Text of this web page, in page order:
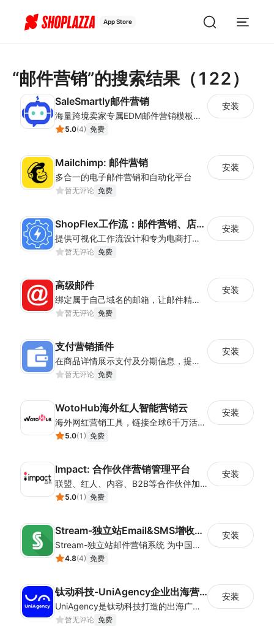
App Store
“邮件营销”的搜索结果（122）
SaleSmartly邮件营销
海量跨境卖家专属EDM邮件营销模板，从邮件发送到下单全链路效果追踪，全生命周期触达用户触达。
5.0(4) 免费
安装
Mailchimp: 邮件营销
多合一的电子邮件营销和自动化平台
暂无评论 免费
安装
ShopFlex工作流：邮件营销、店铺运营自动化，以及数据导入导出和多店铺管理
提供可视化工作流设计和专为电商打造的邮件功能，帮助卖家实现运营自动化，减少重复劳动；并且可以多站/站群管理，将一个站成熟的流程一键复制到多个站，快速实现规模化运
暂无评论 免费
安装
高级邮件
绑定属于自己域名的邮箱，让邮件精准送达至客户邮箱，告别垃圾箱！
暂无评论 免费
安装
支付营销插件
在商品详情展示支付及分期信息，提高商品转化率
暂无评论 免费
安装
WotoHub海外红人智能营销云
海外网红营销工具，链接全球6千万活跃带货红人，覆盖YT、TK、INS三大主流平台
5.0(1 ) 免费
安装
Impact: 合作伙伴营销管理平台
联盟、红人、内容、B2B等合作伙伴加速业务增长！ 申请演示，请点击“支持”下方“开发者网站”!
5.0(1 ) 免费
安装
Stream-独立站Email&SMS增收营销系统
Stream-独立站邮件营销系统 为中国独立站卖家精心定制的邮件营销策略，中国版mailchimp，中国版 Omnisend，中国版klaviyo。
4.8(4) 免费
安装
钛动科技-UniAgency企业出海营销一站式解决方案
UniAgency是钛动科技打造的出海广告智能服务平台，提供出海广告账户管理 、创意素材管理、投放管理、数据分析和广告优化等功能。
暂无评论 免费
安装